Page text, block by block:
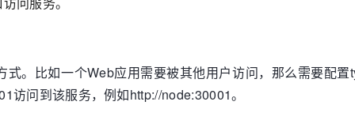
。比如一个Web应用需要被其他用户访问，那么需要配
访问到该服务，例如http://node:30001。